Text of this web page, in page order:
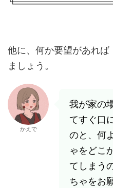
他に、何か要望があれば
ましょう。
かえで
我が家の
てすぐ口
のと、何
ゃをどこ
てしまう
ちゃをお